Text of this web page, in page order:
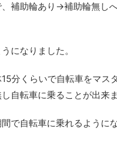
補助輪あり→補助輪無し
になりました。
分くらいで自転車をマス
自転車に乗ることが出来ま
で自転車に乗れるように